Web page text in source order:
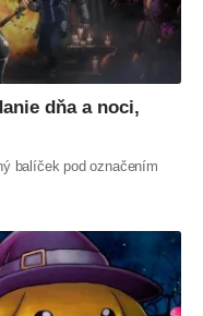
dňa a noci,
balíček pod označením